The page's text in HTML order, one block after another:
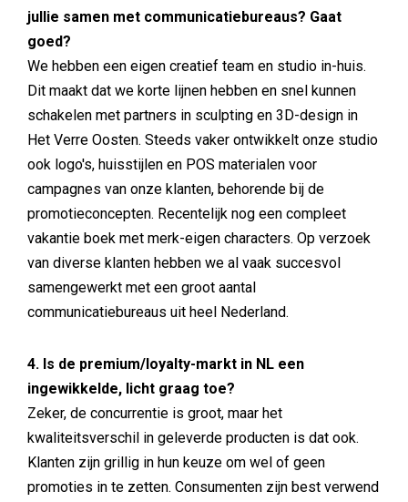
jullie samen met communicatiebureaus? Gaat
goed?
We hebben een eigen creatief team en studio in-huis.
Dit maakt dat we korte lijnen hebben en snel kunnen
schakelen met partners in sculpting en 3D-design in
Het Verre Oosten. Steeds vaker ontwikkelt onze studio
ook logo's, huisstijlen en POS materialen voor
campagnes van onze klanten, behorende bij de
promotieconcepten. Recentelijk nog een compleet
vakantie boek met merk-eigen characters. Op verzoek
van diverse klanten hebben we al vaak succesvol
samengewerkt met een groot aantal
communicatiebureaus uit heel Nederland.
4. Is de premium/loyalty-markt in NL een
ingewikkelde, licht graag toe?
Zeker, de concurrentie is groot, maar het
kwaliteitsverschil in geleverde producten is dat ook.
Klanten zijn grillig in hun keuze om wel of geen
promoties in te zetten. Consumenten zijn best verwend